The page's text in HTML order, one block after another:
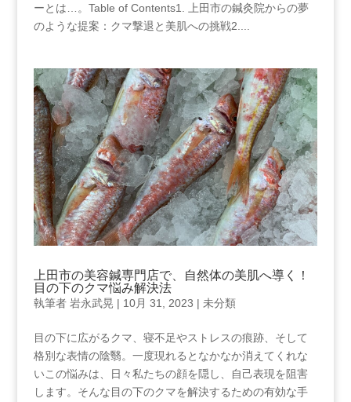
ーとは…。Table of Contents1. 上田市の鍼灸院からの夢
のような提案：クマ撃退と美肌への挑戦2....
上田市の美容鍼専門店で、自然体の美肌へ導く！
目の下のクマ悩み解決法
執筆者 岩永武晃 | 10月 31, 2023 | 未分類
目の下に広がるクマ、寝不足やストレスの痕跡、そして
格別な表情の陰翳。一度現れるとなかなか消えてくれな
いこの悩みは、日々私たちの顔を隠し、自己表現を阻害
します。そんな目の下のクマを解決するための有効な手